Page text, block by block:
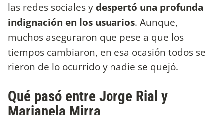
las redes sociales ydespertó una profunda
indignación en los usuarios. Aunque,
muchos aseguraron que pese a que los
tiempos cambiaron, en esa ocasión todos se
rieron de lo ocurrido y nadie se quejó.
Qué pasó entre Jorge Rial y
Marianela Mirra